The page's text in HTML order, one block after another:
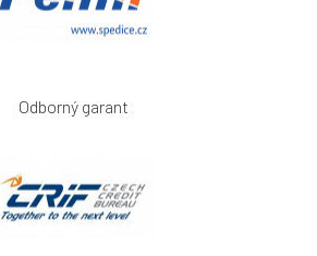
Odborný garant